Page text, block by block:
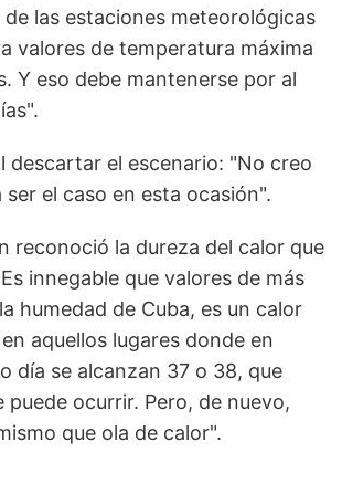
de las estaciones meteorológicas
valores de temperatura máxima
Y eso debe mantenerse por al
descartar el escenario: "No creo
ser el caso en esta ocasión".
reconoció la dureza del calor que
innegable que valores de más
humedad de Cuba, es un calor
aquellos lugares donde en
día se alcanzan 37 o 38, que
ocurrir. Pero, de nuevo,
que ola de calor".